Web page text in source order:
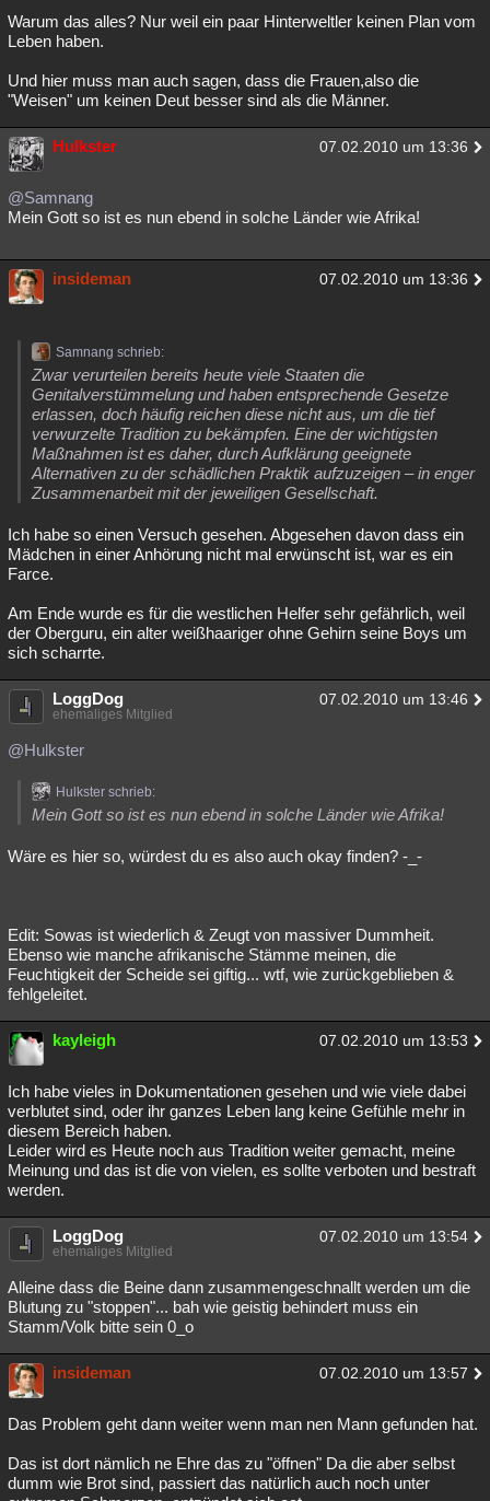
Warum das alles? Nur weil ein paar Hinterweltler keinen Plan vom
Leben haben.
Und hier muss man auch sagen, dass die Frauen,also die
"Weisen" um keinen Deut besser sind als die Männer.
Hulkster 07.02.2010 um 13:36
@Samnang
Mein Gott so ist es nun ebend in solche Länder wie Afrika!
insideman 07.02.2010 um 13:36
Samnang schrieb:
Zwar verurteilen bereits heute viele Staaten die
Genitalverstümmelung und haben entsprechende Gesetze
erlassen, doch häufig reichen diese nicht aus, um die tief
verwurzelte Tradition zu bekämpfen. Eine der wichtigsten
Maßnahmen ist es daher, durch Aufklärung geeignete
Alternativen zu der schädlichen Praktik aufzuzeigen – in enger
Zusammenarbeit mit der jeweiligen Gesellschaft.
Ich habe so einen Versuch gesehen. Abgesehen davon dass ein
Mädchen in einer Anhörung nicht mal erwünscht ist, war es ein
Farce.
Am Ende wurde es für die westlichen Helfer sehr gefährlich, weil
der Oberguru, ein alter weißhaariger ohne Gehirn seine Boys um
sich scharrte.
LoggDog 07.02.2010 um 13:46
ehemaliges Mitglied
@Hulkster
Hulkster schrieb:
Mein Gott so ist es nun ebend in solche Länder wie Afrika!
Wäre es hier so, würdest du es also auch okay finden? -_-
Edit: Sowas ist wiederlich & Zeugt von massiver Dummheit.
Ebenso wie manche afrikanische Stämme meinen, die
Feuchtigkeit der Scheide sei giftig... wtf, wie zurückgeblieben &
fehlgeleitet.
kayleigh 07.02.2010 um 13:53
Ich habe vieles in Dokumentationen gesehen und wie viele dabei
verblutet sind, oder ihr ganzes Leben lang keine Gefühle mehr in
diesem Bereich haben.
Leider wird es Heute noch aus Tradition weiter gemacht, meine
Meinung und das ist die von vielen, es sollte verboten und bestraft
werden.
LoggDog 07.02.2010 um 13:54
ehemaliges Mitglied
Alleine dass die Beine dann zusammengeschnallt werden um die
Blutung zu "stoppen"... bah wie geistig behindert muss ein
Stamm/Volk bitte sein 0_o
insideman 07.02.2010 um 13:57
Das Problem geht dann weiter wenn man nen Mann gefunden hat.
Das ist dort nämlich ne Ehre das zu "öffnen" Da die aber selbst
dumm wie Brot sind, passiert das natürlich auch noch unter